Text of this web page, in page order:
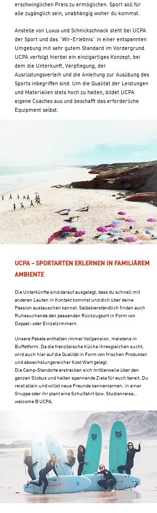
erschwinglichen Preis zu ermöglichen. Sport soll für
alle zugänglich sein, unabhängig woher du kommst.
Anstelle von Luxus und Schnickschnack steht bei UCPA
der Sport und das "Wir-Erlebnis" in einer entspannten
Umgebung mit sehr gutem Standard im Vordergrund.
UCPA verfolgt hierbei ein einzigartiges Konzept, bei
dem die Unterkunft, Verpflegung, der
Ausrüstungsverleih und die Anleitung zur Ausübung des
Sports inbegriffen sind. Um die Qualität der Leistungen
und Materialien stets hoch zu halten, bildet UCPA
eigene Coaches aus und beschafft das erforderliche
Equipment selbst.
UCPA – SPORTARTEN ERLERNEN IN FAMILIÄREM
AMBIENTE
Die Unterkünfte sind darauf ausgelegt, dass du schnell mit
anderen Leuten in Kontakt kommst und dich über deine
Passion austauschen kannst. Selbstverständlich finden auch
Ruhesuchende den passenden Rückzugsort in Form von
Doppel- oder Einzelzimmern.
Unsere Pakete enthalten immer Vollpension, meistens in
Buffetform. Da die französische Küche ihresgleichen sucht,
wird auch hier auf die Qualität in Form von frischen Produkten
und abwechslungsreicher Kost Wert gelegt.
Die Camp-Standorte erstrecken sich mittlerweile über den
ganzen Globus und halten spannende Ziele für euch bereit. Du
reist allein und willst neue Freunde kennenlernen, in einer
Gruppe oder ihr plant eine Schulfahrt bzw. Studienreise…
welcome @ UCPA.